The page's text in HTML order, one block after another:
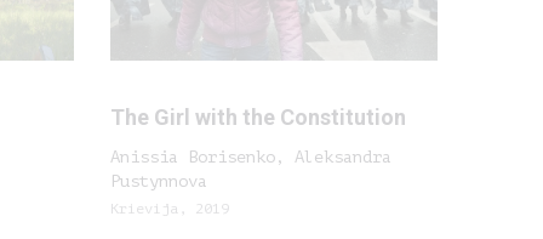
The Girl with the Constitution
Anissia Borisenko, Aleksandra
Pustynnova
Krievija, 2019